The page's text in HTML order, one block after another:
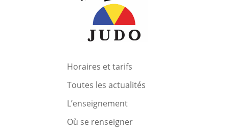
Horaires et tarifs
Toutes les actualités
L’enseignement
Où se renseigner